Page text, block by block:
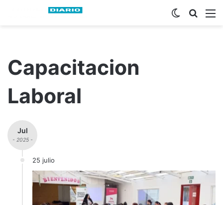
Buscar
Switch skin
Capacitacion
Laboral
Jul
- 2025 -
25 julio